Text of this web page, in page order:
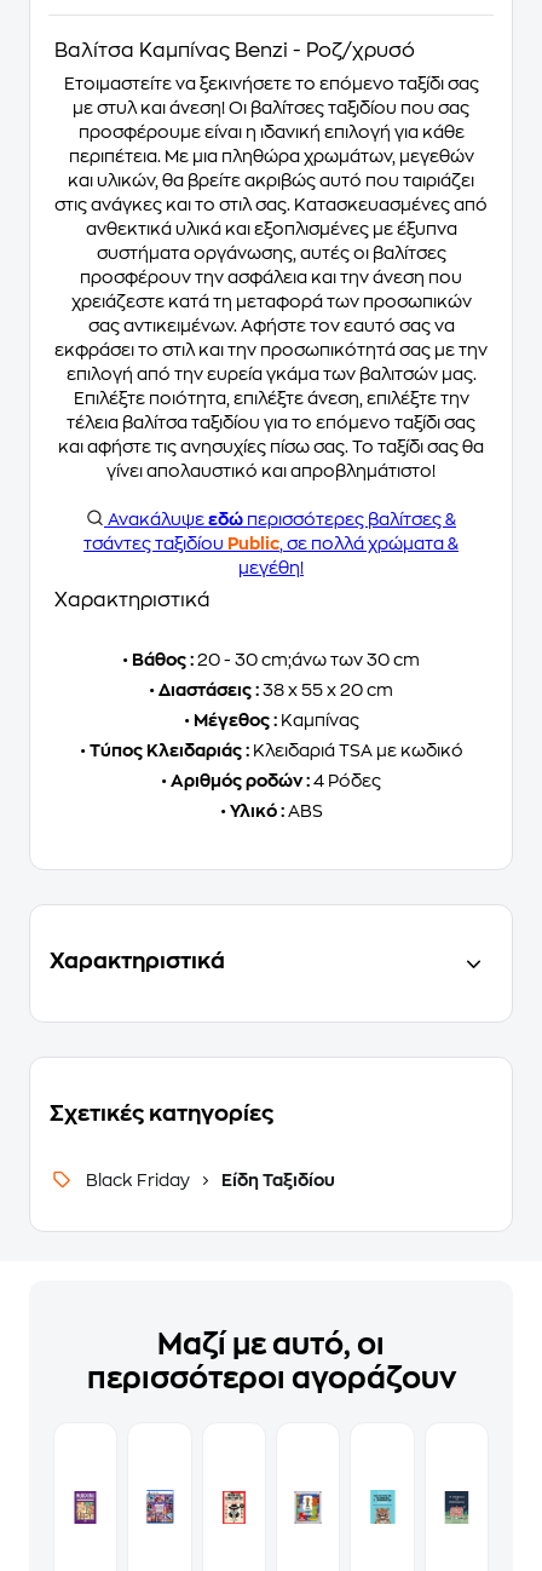
Βαλίτσα Καμπίνας Benzi - Ροζ/χρυσό
Ετοιμαστείτε να ξεκινήσετε το επόμενο ταξίδι σας
με στυλ και άνεση! Οι βαλίτσες ταξιδίου που σας
προσφέρουμε είναι η ιδανική επιλογή για κάθε
περιπέτεια. Με μια πληθώρα χρωμάτων, μεγεθών
και υλικών, θα βρείτε ακριβώς αυτό που ταιριάζει
στις ανάγκες και το στιλ σας. Κατασκευασμένες από
ανθεκτικά υλικά και εξοπλισμένες με έξυπνα
συστήματα οργάνωσης, αυτές οι βαλίτσες
προσφέρουν την ασφάλεια και την άνεση που
χρειάζεστε κατά τη μεταφορά των προσωπικών
σας αντικειμένων. Αφήστε τον εαυτό σας να
εκφράσει το στιλ και την προσωπικότητά σας με την
επιλογή από την ευρεία γκάμα των βαλιτσών μας.
Επιλέξτε ποιότητα, επιλέξτε άνεση, επιλέξτε την
τέλεια βαλίτσα ταξιδίου για το επόμενο ταξίδι σας
και αφήστε τις ανησυχίες πίσω σας. Το ταξίδι σας θα
γίνει απολαυστικό και απροβλημάτιστο!
Ανακάλυψε εδώ περισσότερες βαλίτσες &
τσάντες ταξιδίου Public , σε πολλά χρώματα &
μεγέθη!
Χαρακτηριστικά
• Βάθος : 20 - 30 cm;άνω των 30 cm
• Διαστάσεις : 38 x 55 x 20 cm
•Μέγεθος :Καμπίνας
•Τύπος Κλειδαριάς :Κλειδαριά TSA με κωδικό
• Αριθμός ροδών : 4 Ρόδες
•Υλικό :ABS
Χαρακτηριστικά
Σχετικές κατηγορίες
Black Friday Είδη Ταξιδίου
Μαζί με αυτό, οι
περισσότεροι αγοράζουν